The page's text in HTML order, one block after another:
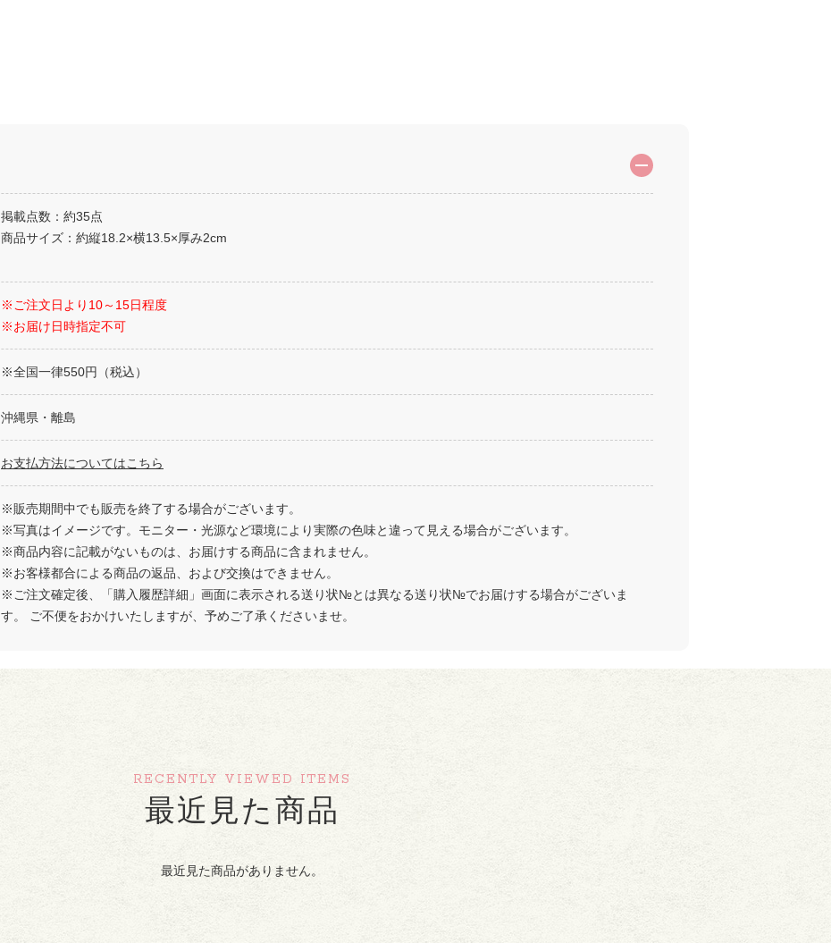
掲載点数：約35点
商品サイズ：約縦18.2×横13.5×厚み2cm
※ご注文日より10～15日程度
※お届け日時指定不可
※全国一律550円（税込）
沖縄県・離島
お支払方法についてはこちら
※販売期間中でも販売を終了する場合がございます。
※写真はイメージです。モニター・光源など環境により実際の色味と違って見える場合がございます。
※商品内容に記載がないものは、お届けする商品に含まれません。
※お客様都合による商品の返品、および交換はできません。
※ご注文確定後、「購入履歴詳細」画面に表示される送り状№とは異なる送り状№でお届けする場合がございま
す。 ご不便をおかけいたしますが、予めご了承くださいませ。
RECENTLY VIEWED ITEMS
最近見た商品
最近見た商品がありません。